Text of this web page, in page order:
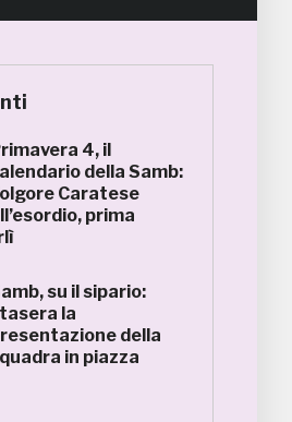
4, il
della Samb:
Caratese
prima
su il sipario:
la
della
in piazza